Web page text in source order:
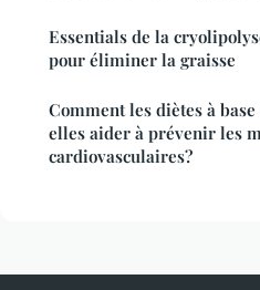
Essentials de la
pour éliminer la graisse
Comment les diètes à
elles aider à prévenir les
cardiovasculaires?